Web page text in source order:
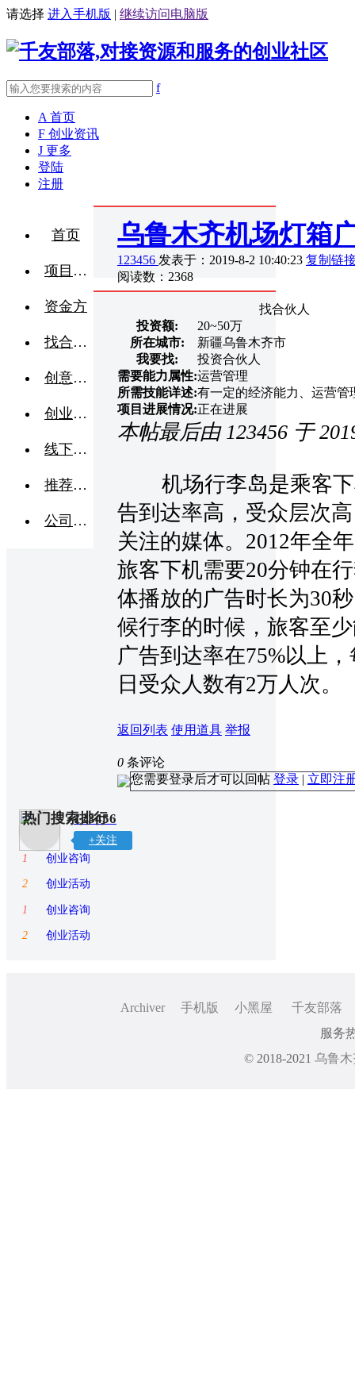
请选择 进入手机版 | 继续访问电脑版
f
A 首页
F 创业资讯
J 更多
登陆
注册
首页
项目融资
资金方
找合伙人
创意点子
创业交流
线下活动
推荐企业
公司转让
乌鲁木齐机场灯箱
123456 发表于：2019-8-2 10:40:23 复制链
阅读数：2368
找合伙人
投资额:
20~50万
所在城市:
新疆乌鲁木齐市
我要找:
投资合伙人
需要能力属性:运营管理
所需技能详述:有一定的经济能力、运营管
项目进展情况:正在进展
本帖最后由 123456 于
机场行李岛是乘客
告到达率高，受众层次
关注的媒体。2012年全
旅客下机需要20分钟在
体播放的广告时长为30
候行李的时候，旅客至
广告到达率在75%以上
日受众人数有2万人次。
返回列表 使用道具 举报
0 条评论
您需要登录后才可以回帖 登录 | 立即注
123456
+关注
热门搜索排行
1 创业咨询
2 创业活动
1 创业咨询
2 创业活动
Archiver 手机版 小黑屋
千友部落
服务
© 2018-2021 乌鲁